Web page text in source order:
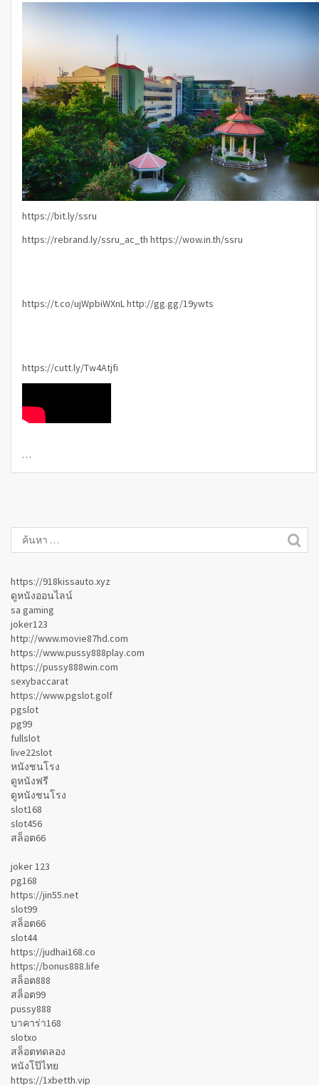
https://bit.ly/ssru
https://rebrand.ly/ssru_ac_th https://wow.in.th/ssru
https://t.co/ujWpbiWXnLhttp://gg.gg/19ywts
https://cutt.ly/Tw4Atjfi
…
https://918kissauto.xyz
ดูหนังออนไลน์
sa gaming
joker123
http://www.movie87hd.com
https://www.pussy888play.com
https://pussy888win.com
sexybaccarat
https://www.pgslot.golf
pgslot
pg99
fullslot
live22slot
หนังชนโรง
ดูหนังฟรี
ดูหนังชนโรง
slot168
slot456
สล็อต66
joker 123
pg168
https://jin55.net
slot99
สล็อต66
slot44
https://judhai168.co
https://bonus888.life
สล็อต888
สล็อต99
pussy888
บาคาร่า168
slotxo
สล็อตทดลอง
หนังโป๊ไทย
https://1xbetth.vip